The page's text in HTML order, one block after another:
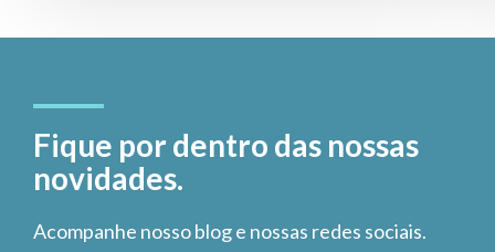
Fique por dentro das nossas
novidades.
Acompanhe nosso blog e nossas redes sociais.